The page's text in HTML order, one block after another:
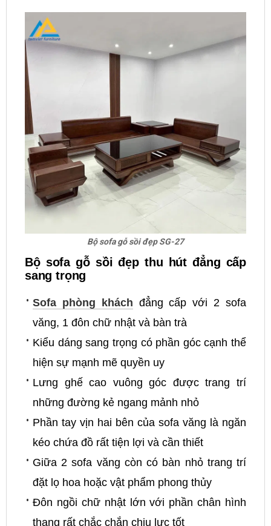
Bộ sofa gỗ sồi đẹp SG-27
Bộ sofa gỗ sồi đẹp thu hút đẳng cấp
sang trọng
Sofa phòng khách đẳng cấp với 2 sofa
văng, 1 đôn chữ nhật và bàn trà
Kiểu dáng sang trọng có phần góc cạnh thể
hiện sự mạnh mẽ quyền uy
Lưng ghế cao vuông góc được trang trí
những đường kẻ ngang mảnh nhỏ
Phần tay vịn hai bên của sofa văng là ngăn
kéo chứa đồ rất tiện lợi và cần thiết
Giữa 2 sofa văng còn có bàn nhỏ trang trí
đặt lọ hoa hoặc vật phẩm phong thủy
Đôn ngồi chữ nhật lớn với phần chân hình
thang rất chắc chắn chịu lực tốt